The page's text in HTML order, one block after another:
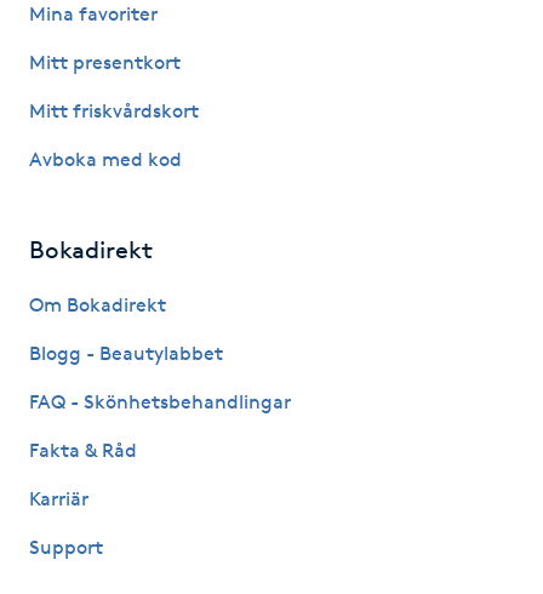
Lashlift Keratin
LED-ljusterapi
Liktornar
LPG-massage
Lymfmassage
Läpptatuering
Mina favoriter
Mitt presentkort
Mitt friskvårdskort
Avboka med kod
Bokadirekt
Om Bokadirekt
Blogg - Beautylabbet
FAQ - Skönhetsbehandlingar
Fakta & Råd
Karriär
Support